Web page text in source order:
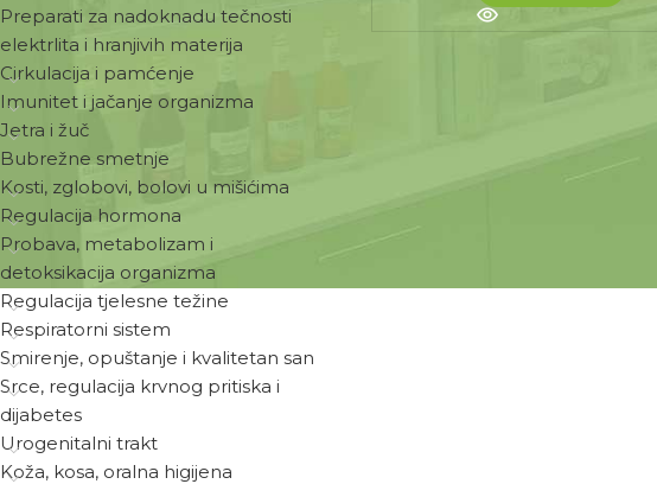
Preparati za nadoknadu tečnosti
elektrlita i hranjivih materija
Cirkulacija i pamćenje
Imunitet i jačanje organizma
Jetra i žuč
Bubrežne smetnje
Kosti, zglobovi, bolovi u mišićima
Regulacija hormona
Probava, metabolizam i
detoksikacija organizma
Regulacija tjelesne težine
Respiratorni sistem
Smirenje, opuštanje i kvalitetan san
Srce, regulacija krvnog pritiska i
dijabetes
Urogenitalni trakt
Koža, kosa, oralna higijena